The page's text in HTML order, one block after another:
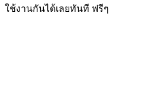
ใช้งานกันได้เลยทันที ฟรีๆ